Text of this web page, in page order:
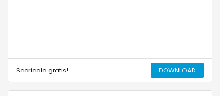
Scaricalo gratis! DOWNLOAD